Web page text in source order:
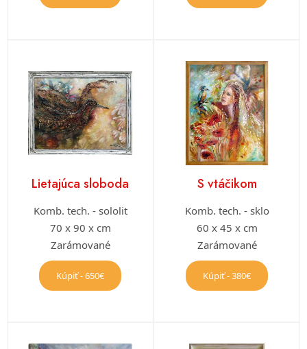
Lietajúca sloboda
Komb. tech. - sololit
70 x 90 x cm
Zarámované
Kúpiť - 650€
S vtáčikom
Komb. tech. - sklo
60 x 45 x cm
Zarámované
Kúpiť - 380€